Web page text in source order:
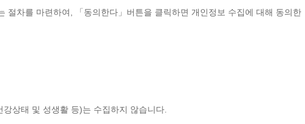
차를 마련하여, 「동의한다」버튼을 클릭하면 개인정보 수집에 대해 동의한
상태 및 성생활 등)는 수집하지 않습니다.